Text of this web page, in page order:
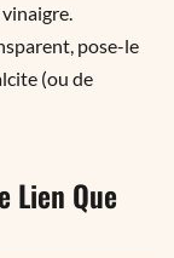
pose-le
(ou de
Lien Que